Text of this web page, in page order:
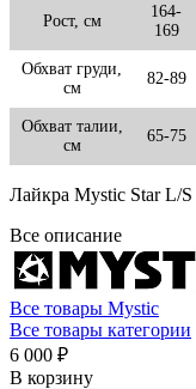
Рост, см
164-
169
Обхват груди,
см
82-89
Обхват талии,
см
65-75
Лайкра Mystic Star L/
Все описание
Все товары Mystic
Все товары категории
6 000 ₽
В корзину